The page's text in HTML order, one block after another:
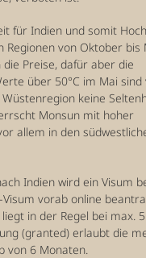
für Indien und somit
Regionen von Oktober bis
die Preise, dafür aber die
über 50°C im Mai sind
keine
Monsun mit hoher
allem in den
Indien wird ein Visum
Visum vorab online
in der Regel bei max. 5
(granted) erlaubt die
von 6 Monaten.